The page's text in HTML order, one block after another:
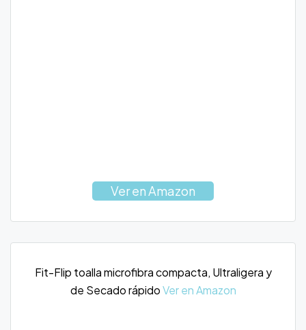
Ver en Amazon
Fit-Flip toalla microfibra compacta, Ultraligera y
de Secado rápidoVer en Amazon